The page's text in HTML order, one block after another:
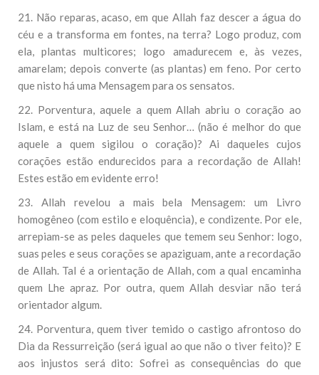
21. Não reparas, acaso, em que Allah faz descer a água do
céu e a transforma em fontes, na terra? Logo produz, com
ela, plantas multicores; logo amadurecem e, às vezes,
amarelam; depois converte (as plantas) em feno. Por certo
que nisto há uma Mensagem para os sensatos.
22. Porventura, aquele a quem Allah abriu o coração ao
Islam, e está na Luz de seu Senhor… (não é melhor do que
aquele a quem sigilou o coração)? Ai daqueles cujos
corações estão endurecidos para a recordação de Allah!
Estes estão em evidente erro!
23. Allah revelou a mais bela Mensagem: um Livro
homogêneo (com estilo e eloquência), e condizente. Por ele,
arrepiam-se as peles daqueles que temem seu Senhor: logo,
suas peles e seus corações se apaziguam, ante a recordação
de Allah. Tal é a orientação de Allah, com a qual encaminha
quem Lhe apraz. Por outra, quem Allah desviar não terá
orientador algum.
24. Porventura, quem tiver temido o castigo afrontoso do
Dia da Ressurreição (será igual ao que não o tiver feito)? E
aos injustos será dito: Sofrei as consequências do que